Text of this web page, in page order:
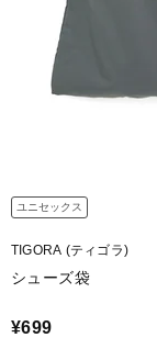
ユニセックス
TIGORA (ティゴラ)
シューズ袋
¥699